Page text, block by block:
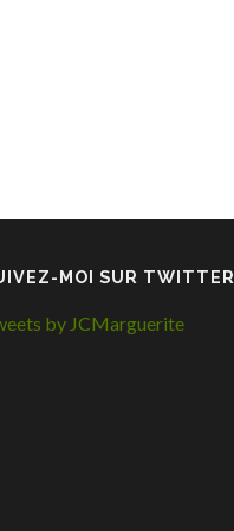
MOI SUR TWITTER
by JCMarguerite